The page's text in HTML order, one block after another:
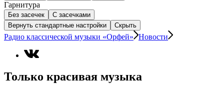
Гарнитура
Без засечек
С засечками
Вернуть стандартные настройки
Скрыть
Радио классической музыки «Орфей» Новости
Только красивая музыка